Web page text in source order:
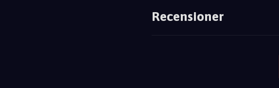
Recensioner